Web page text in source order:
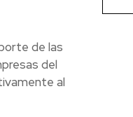
de las
del
al